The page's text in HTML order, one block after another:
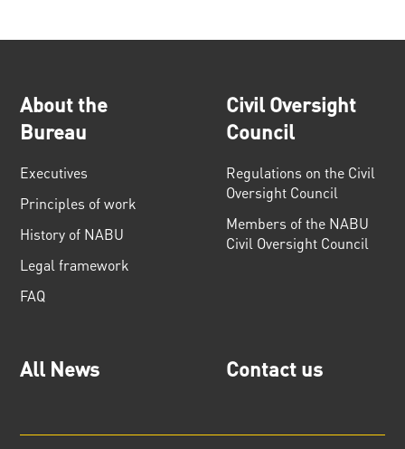
About the
Bureau
Executives
Principles of work
History of NABU
Legal framework
FAQ
Civil Oversight
Council
Regulations on the Civil
Oversight Council
Members of the NABU
Civil Oversight Council
All News Contact us